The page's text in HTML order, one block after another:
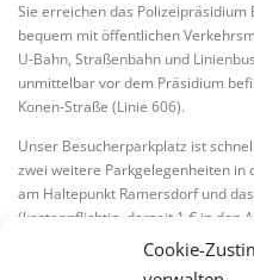
Cookie-
Sie erreichen das
bequem mit öffentlichen
U-Bahn, Straßenbahn und
unmittelbar vor dem Präsidium
Konen-Straße (Linie 606).
Unser Besucherparkplatz ist
zwei weitere Parkgelegenheiten in
am Haltepunkt Ramersdorf und
(kostenpflichtig, derzeit 1 € in den